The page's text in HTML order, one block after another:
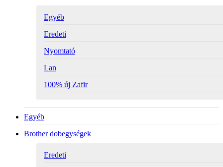
Egyéb
Eredeti
Nyomtató
Lan
100% új Zafir
Egyéb
Brother dobegységek
Eredeti